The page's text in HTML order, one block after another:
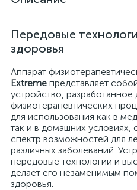
Передовые
здоровья
Аппарат
Extreme представляет
устройство,
физиотерапевтических
для использования как в
так и в домашних условиях,
спектр возможностей для
различных заболеваний.
передовые технологии и
делает его незаменимым
здоровья.